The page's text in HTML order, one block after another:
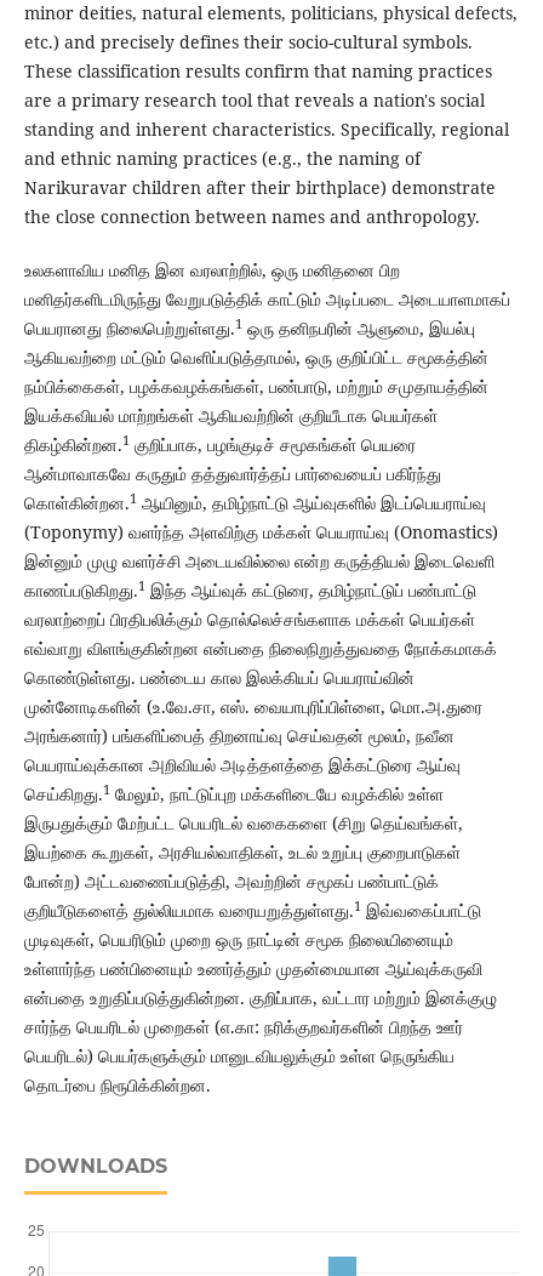
minor deities, natural elements, politicians, physical defects,
etc.) and precisely defines their socio-cultural symbols.
These classification results confirm that naming practices
are a primary research tool that reveals a nation's social
standing and inherent characteristics. Specifically, regional
and ethnic naming practices (e.g., the naming of
Narikuravar children after their birthplace) demonstrate
the close connection between names and anthropology.
உலகளாவிய மனித இன வரலாற்றில், ஒரு மனிதனை பிற
மனிதர்களிடமிருந்து வேறுபடுத்திக் காட்டும் அடிப்படை அடையாளமாகப்
பெயரானது நிலைபெற்றுள்ளது.1ஒரு தனிநபரின் ஆளுமை, இயல்பு
ஆகியவற்றை மட்டும் வெளிப்படுத்தாமல், ஒரு குறிப்பிட்ட சமூகத்தின்
நம்பிக்கைகள், பழக்கவழக்கங்கள், பண்பாடு, மற்றும் சமுதாயத்தின்
இயக்கவியல் மாற்றங்கள் ஆகியவற்றின் குறியீடாக பெயர்கள்
திகழ்கின்றன.1குறிப்பாக, பழங்குடிச் சமூகங்கள் பெயரை
ஆன்மாவாகவே கருதும் தத்துவார்த்தப் பார்வையைப் பகிர்ந்து
கொள்கின்றன.1ஆயினும், தமிழ்நாட்டு ஆய்வுகளில் இடப்பெயராய்வு
(Toponymy) வளர்ந்த அளவிற்கு மக்கள் பெயராய்வு (Onomastics)
இன்னும் முழு வளர்ச்சி அடையவில்லை என்ற கருத்தியல் இடைவெளி
காணப்படுகிறது.1இந்த ஆய்வுக் கட்டுரை, தமிழ்நாட்டுப் பண்பாட்டு
வரலாற்றைப் பிரதிபலிக்கும் தொல்லெச்சங்களாக மக்கள் பெயர்கள்
எவ்வாறு விளங்குகின்றன என்பதை நிலைநிறுத்துவதை நோக்கமாகக்
கொண்டுள்ளது. பண்டைய கால இலக்கியப் பெயராய்வின்
முன்னோடிகளின் (உ.வே.சா, எஸ். வையாபுரிப்பிள்ளை, மொ.அ.துரை
அரங்கனார்) பங்களிப்பைத் திறனாய்வு செய்வதன் மூலம், நவீன
பெயராய்வுக்கான அறிவியல் அடித்தளத்தை இக்கட்டுரை ஆய்வு
செய்கிறது.1மேலும், நாட்டுப்புற மக்களிடையே வழக்கில் உள்ள
இருபதுக்கும் மேற்பட்ட பெயரிடல் வகைகளை (சிறு தெய்வங்கள்,
இயற்கை கூறுகள், அரசியல்வாதிகள், உடல் உறுப்பு குறைபாடுகள்
போன்ற) அட்டவணைப்படுத்தி, அவற்றின் சமூகப் பண்பாட்டுக்
குறியீடுகளைத் துல்லியமாக வரையறுத்துள்ளது.1இவ்வகைப்பாட்டு
முடிவுகள், பெயரிடும் முறை ஒரு நாட்டின் சமூக நிலையினையும்
உள்ளார்ந்த பண்பினையும் உணர்த்தும் முதன்மையான ஆய்வுக்கருவி
என்பதை உறுதிப்படுத்துகின்றன. குறிப்பாக, வட்டார மற்றும் இனக்குழு
சார்ந்த பெயரிடல் முறைகள் (எ.கா: நரிக்குறவர்களின் பிறந்த ஊர்
பெயரிடல்) பெயர்களுக்கும் மானுடவியலுக்கும் உள்ள நெருங்கிய
தொடர்பை நிரூபிக்கின்றன.
DOWNLOADS